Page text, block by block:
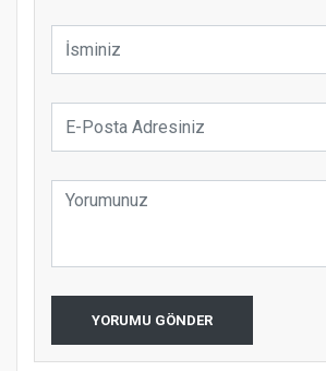
YORUMU GÖNDER